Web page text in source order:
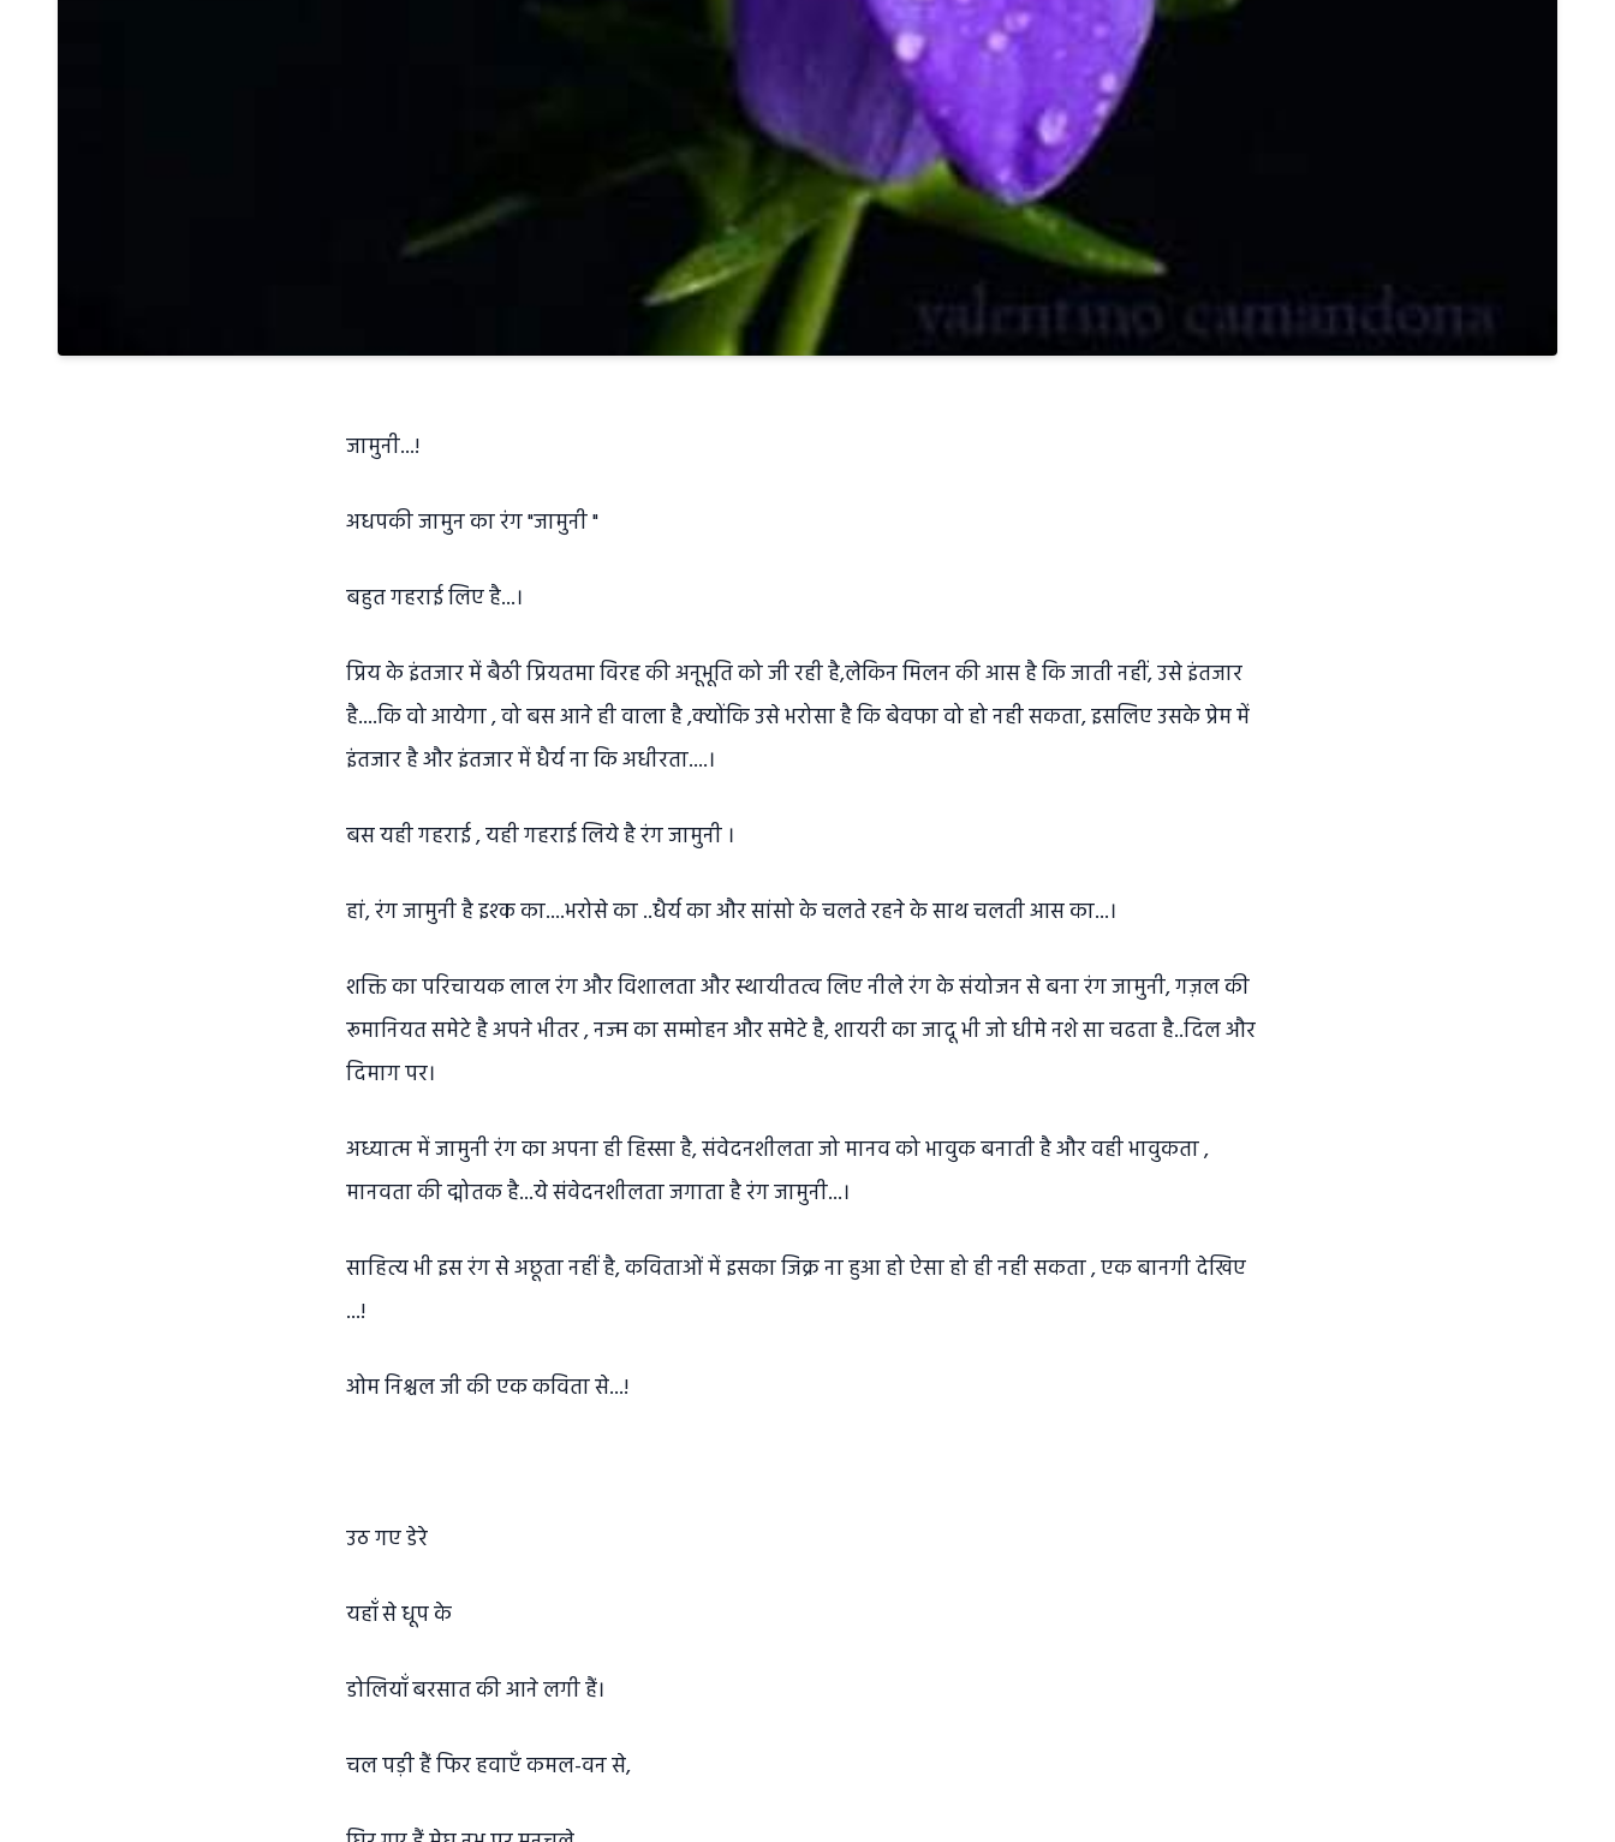
जामुनी...!
अधपकी जामुन का रंग "जामुनी "
बहुत गहराई लिए है...।
प्रिय के इंतजार में बैठी प्रियतमा विरह की अनूभूति को जी रही है,लेकिन मिलन की आस है कि जाती नहीं, उसे इंतजार
है....कि वो आयेगा , वो बस आने ही वाला है ,क्योंकि उसे भरोसा है कि बेवफा वो हो नही सकता, इसलिए उसके प्रेम में
इंतजार है और इंतजार में धैर्य ना कि अधीरता....।
बस यही गहराई , यही गहराई लिये है रंग जामुनी ।
हां, रंग जामुनी है इश्क का....भरोसे का ..धैर्य का और सांसो के चलते रहने के साथ चलती आस का...।
शक्ति का परिचायक लाल रंग और विशालता और स्थायीतत्व लिए नीले रंग के संयोजन से बना रंग जामुनी, गज़ल की
रूमानियत समेटे है अपने भीतर , नज्म का सम्मोहन और समेटे है, शायरी का जादू भी जो धीमे नशे सा चढता है..दिल और
दिमाग पर।
अध्यात्म में जामुनी रंग का अपना ही हिस्सा है, संवेदनशीलता जो मानव को भावुक बनाती है और वही भावुकता ,
मानवता की द्मोतक है...ये संवेदनशीलता जगाता है रंग जामुनी...।
साहित्य भी इस रंग से अछूता नहीं है, कविताओं में इसका जिक्र ना हुआ हो ऐसा हो ही नही सकता , एक बानगी देखिए
...!
ओम निश्चल जी की एक कविता से...!
उठ गए डेरे
यहॉं से धूप के
डोलियॉं बरसात की आने लगी हैं।
चल पड़ी हैं फिर हवाएँ कमल-वन से,